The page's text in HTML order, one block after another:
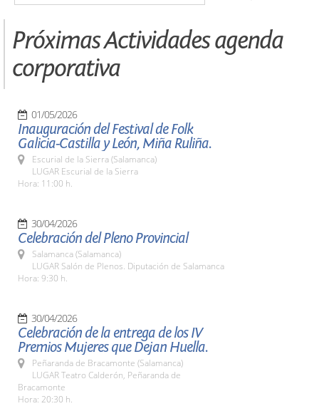
Próximas Actividades agenda
corporativa
01/05/2026
Inauguración del Festival de Folk
Galicia-Castilla y León, Miña Ruliña.
Escurial de la Sierra (Salamanca)
LUGAR Escurial de la Sierra
Hora: 11:00 h.
30/04/2026
Celebración del Pleno Provincial
Salamanca (Salamanca)
LUGAR Salón de Plenos. Diputación de Salamanca
Hora: 9:30 h.
30/04/2026
Celebración de la entrega de los IV
Premios Mujeres que Dejan Huella.
Peñaranda de Bracamonte (Salamanca)
LUGAR Teatro Calderón, Peñaranda de
Bracamonte
Hora: 20:30 h.